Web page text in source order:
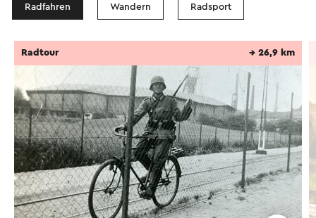
Radfahren Wandern Radsport
Radtour → 26,9 km